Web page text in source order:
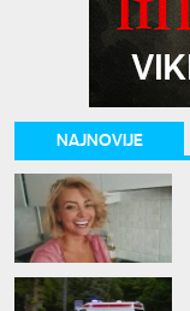
NAJNOVIJE